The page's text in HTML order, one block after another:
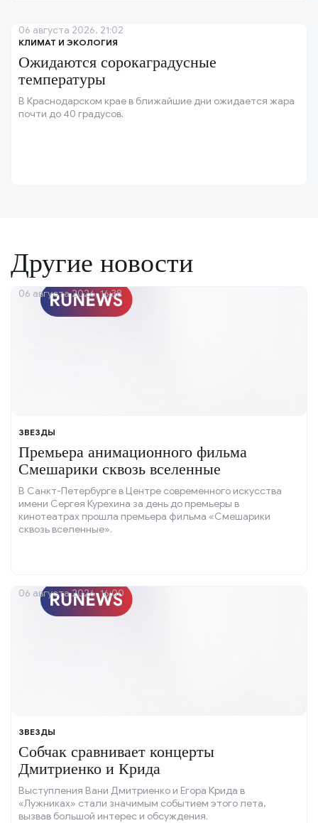
КЛИМАТ И ЭКОЛОГИЯ
Ожидаются сорокаградусные
температуры
В Краснодарском крае в ближайшие дни ожидается жара
почти до 40 градусов.
06 августа 2026, 21:02
Другие новости
ЗВЕЗДЫ
Премьера анимационного фильма
Смешарики сквозь вселенные
В Санкт-Петербурге в Центре современного искусства
имени Сергея Курехина за день до премьеры в
кинотеатрах прошла премьера фильма «Смешарики
сквозь вселенные».
06 августа 2026, 16:38
ЗВЕЗДЫ
Собчак сравнивает концерты
Дмитриенко и Крида
Выступления Вани Дмитриенко и Егора Крида в
«Лужниках» стали значимым событием этого лета,
вызвав большой интерес и обсуждения.
06 августа 2026, 16:00